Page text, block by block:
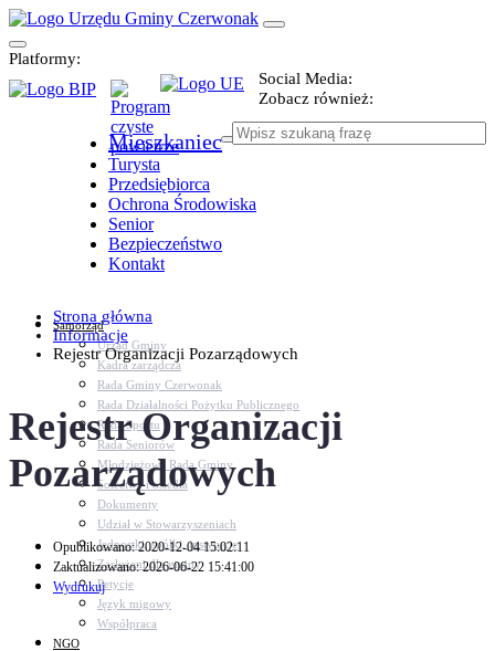
Platformy:
Social Media:
Zobacz również:
Mieszkaniec
Turysta
Przedsiębiorca
Ochrona Środowiska
Senior
Bezpieczeństwo
Kontakt
Samorząd
Urząd Gminy
Kadra zarządcza
Rada Gminy Czerwonak
Rada Działalności Pożytku Publicznego
Rada Sportu
Rada Seniorów
Młodzieżowa Rada Gminy
Sołectwa i osiedla
Dokumenty
Udział w Stowarzyszeniach
Jednostki, spółki, instytucje
Zasłużeni dla gminy
Petycje
Język migowy
Współpraca
NGO
Strona główna
Informacje
Rejestr Organizacji Pozarządowych
Rejestr Organizacji
Pozarządowych
Opublikowano: 2020-12-04 15:02:11
Zaktualizowano: 2026-06-22 15:41:00
Wydrukuj